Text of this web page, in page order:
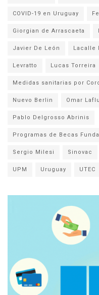
COVID-19 en Uruguay
Giorgian de Arrascaeta
Javier De León Lacalle
Levratto Lucas Torreira
Medidas sanitarias por
Nuevo Berlin Omar
Pablo Delgrosso Abrinis
Programas de Becas
Sergio Milesi Sinovac
UPM Uruguay UTEC